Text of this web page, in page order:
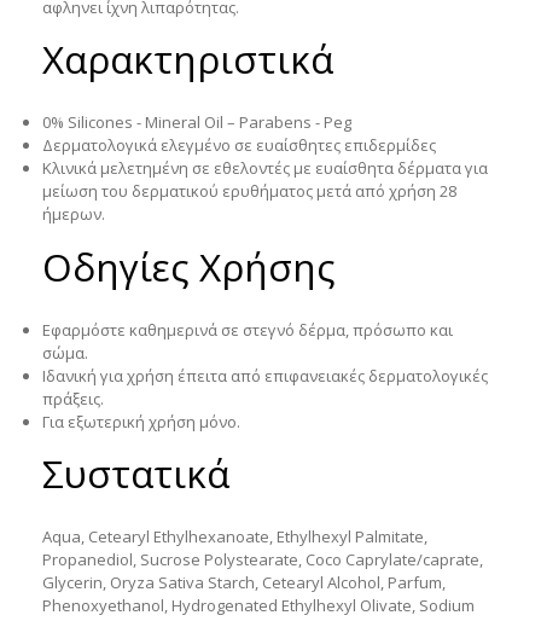
αφληνει ίχνη λιπαρότητας.
Χαρακτηριστικά
0% Silicones - Mineral Oil – Parabens - Peg
Δερματολογικά ελεγμένο σε ευαίσθητες επιδερμίδες
Κλινικά μελετημένη σε εθελοντές με ευαίσθητα δέρματα για
μείωση του δερματικού ερυθήματος μετά από χρήση 28
ήμερων.
Οδηγίες Χρήσης
Εφαρμόστε καθημερινά σε στεγνό δέρμα, πρόσωπο και
σώμα.
Ιδανική για χρήση έπειτα από επιφανειακές δερματολογικές
πράξεις.
Για εξωτερική χρήση μόνο.
Συστατικά
Aqua, Cetearyl Ethylhexanoate, Ethylhexyl Palmitate,
Propanediol, Sucrose Polystearate, Coco Caprylate/caprate,
Glycerin, Oryza Sativa Starch, Cetearyl Alcohol, Parfum,
Phenoxyethanol, Hydrogenated Ethylhexyl Olivate, Sodium